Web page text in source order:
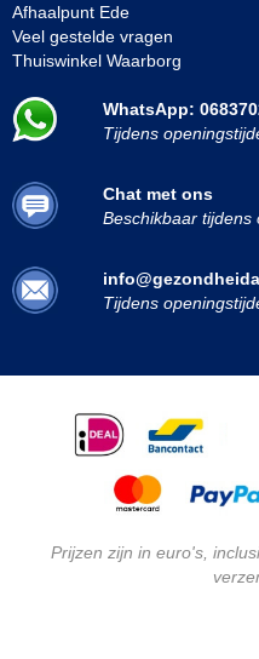
Afhaalpunt Ede
Veel gestelde vragen
Thuiswinkel Waarborg
WhatsApp:
Tijdens
Chat met ons
Beschikbaar tijdens
Tijdens
Prijzen zijn in euro's,